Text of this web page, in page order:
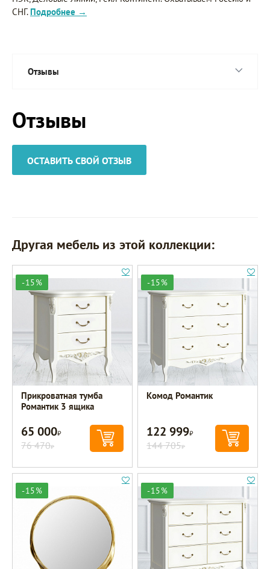
СНГ. Подробнее →
Отзывы
Отзывы
ОСТАВИТЬ СВОЙ ОТЗЫВ
Другая мебель из этой коллекции:
-15%
Прикроватная тумба
Романтик 3 ящика
65 000Р
76 470Р
-15%
Комод Романтик
122 999Р
144 705Р
-15% -15%